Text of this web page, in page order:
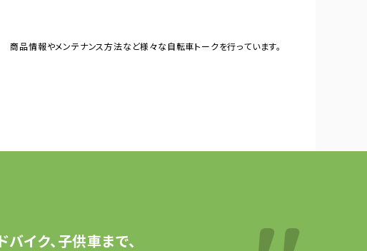
商品情報やメンテナンス方法など様々な自転車トークを行っています。
イク、子供車まで、